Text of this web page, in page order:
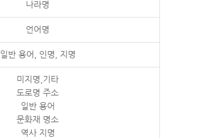
나라명
언어명
일반 용어, 인명, 지명
미지명,기타
도로명 주소
일반 용어
문화재 명소
역사 지명